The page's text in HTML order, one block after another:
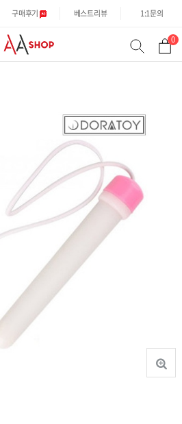
구매후기 베스트리뷰 1:1문의
0